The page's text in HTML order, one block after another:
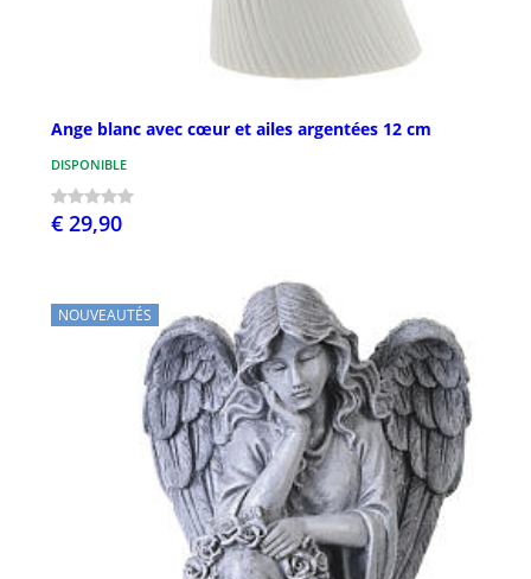
Ange blanc avec cœur et ailes argentées 12 cm
DISPONIBLE
€ 29,90
NOUVEAUTÉS